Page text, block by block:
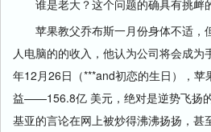
谁是老大？这个问题的确具有挑衅的
苹果教父乔布斯一月份身体不适，
人电脑的的收入，他认为公司将会成
年12月26日（***and初恋的生日），苹
益——156.8亿 美元，绝对是逆势飞扬
基亚的言论在网上被炒得沸沸扬扬，甚